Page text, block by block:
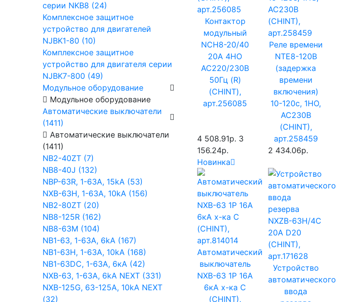
серии NKB8 (24)
Комплексное защитное
устройство для двигателей
NJBK1-80 (10)
Комплексное защитное
устройство для двигателя серии
NJBK7-800 (49)
Модульное оборудование
Модульное оборудование
Автоматические выключатели
(1411)
Автоматические выключатели
(1411)
NB2-40ZT (7)
NB8-40J (132)
NBP-63R, 1-63A, 15kA (53)
NXB-63H, 1-63A, 10kA (156)
NB2-80ZT (20)
NB8-125R (162)
NB8-63М (104)
NB1-63, 1-63А, 6kA (167)
NB1-63H, 1-63А, 10kA (168)
NB1-63DC, 1-63А, 6кА (42)
NXB-63, 1-63А, 6kA NEXT (331)
NXB-125G, 63-125А, 10kA NEXT
(32)
Контактор
модульный
NCH8-20/40
20A 4НО
AC220/230В
50Гц (R)
(CHINT),
арт.256085
4 508.91р. 3
156.24р.
Реле времени
NTE8-120B
(задержка
времени
включения)
10-120с, 1НО,
AC230B
(CHINT),
арт.258459
2 434.06р.
Новинка
Автоматический
выключатель
NXB-63 1P 16A
6кА х-ка C
(CHINT),
Устройство
автоматического
ввода